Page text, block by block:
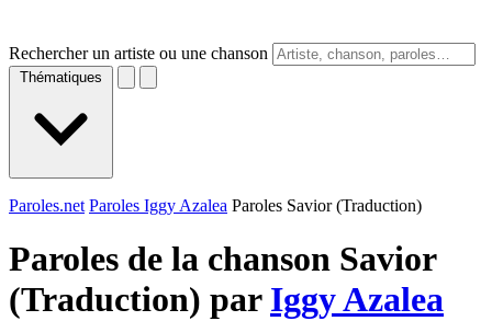
Rechercher un artiste ou une chanson
Thématiques
Paroles.net Paroles Iggy Azalea Paroles Savior (Traduction)
Paroles de la chanson Savior
(Traduction) par Iggy Azalea